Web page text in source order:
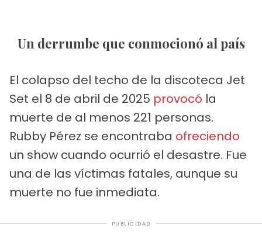
Un derrumbe que conmocionó al país
El colapso del techo de la discoteca Jet
Set el 8 de abril de 2025 provocó la
muerte de al menos 221 personas.
Rubby Pérez se encontraba ofreciendo
un show cuando ocurrió el desastre. Fue
una de las víctimas fatales, aunque su
muerte no fue inmediata.
PUBLICIDAD